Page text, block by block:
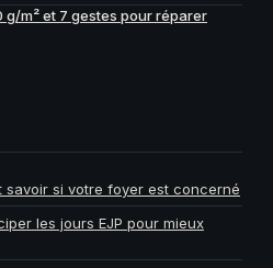
m² et 7 gestes pour réparer
savoir si votre foyer est concerné
les jours EJP pour mieux